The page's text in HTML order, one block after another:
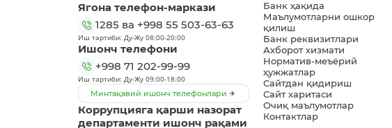
Ягона телефон-маркази
1285 ва +998 55 503-63-63
Иш тартиби: Ду-Жу 08:00-20:00
Ишонч телефони
+998 71 202-99-99
Иш тартиби: Ду-Жу 09:00-18:00
Минтақавий ишонч телефонлари
Коррупцияга қарши назорат
департаменти ишонч рақами
Банк ҳақида
Маълумотларни ошкор
қилиш
Банк реквизитлари
Ахборот хизмати
Норматив-меъёрий
ҳужжатлар
Сайтдан қидириш
Сайт харитаси
Очиқ маълумотлар
Контактлар